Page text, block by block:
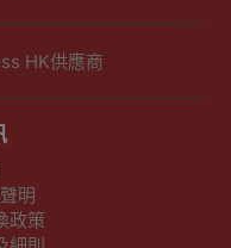
HK供應商
明
政策